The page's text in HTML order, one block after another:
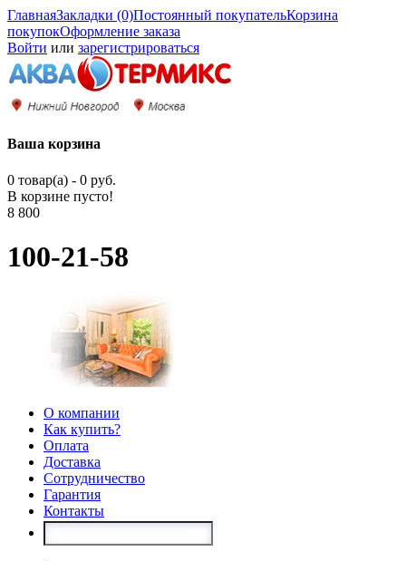
ГлавнаяЗакладки (0)Постоянный покупательКорзина
покупокОформление заказа
Войти или зарегистрироваться
Ваша корзина
0 товар(а) - 0 руб.
В корзине пусто!
8 800
100-21-58
О компании
Как купить?
Оплата
Доставка
Сотрудничество
Гарантия
Контакты